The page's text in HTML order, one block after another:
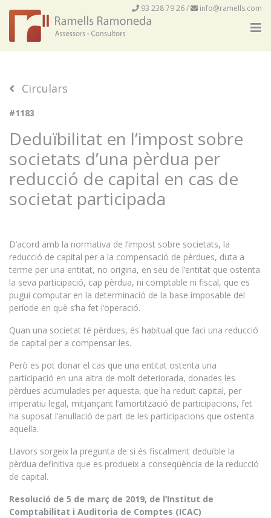
93 238 79 26/ info@ramells.com
Circulars
#1183
Deduïbilitat en l’impost sobre
societats d’una pèrdua per
reducció de capital en cas de
societat participada
D’acord amb la normativa de l’impost sobre societats, la
reducció de capital per a la compensació de pèrdues, duta a
terme per una entitat, no origina, en seu de l’entitat que ostenta
la seva participació, cap pèrdua, ni comptable ni fiscal, que es
pugui computar en la determinació de la base imposable del
període en què s’ha fet l’operació.
Quan una societat té pèrdues, és habitual que faci una reducció
de capital per a compensar-les.
Però es pot donar el cas que una entitat ostenta una
participació en una altra de molt deteriorada, donades les
pèrdues acumulades per aquesta, que ha reduït capital, per
imperatiu legal, mitjançant l’amortització de participacions, fet
ha suposat l’anul·lació de part de les participacions que ostenta
aquella.
Llavors sorgeix la pregunta de si és fiscalment deduïble la
pèrdua definitiva que es produeix a conseqüència de la reducció
de capital.
Resolució de 5 de març de 2019, de l’Institut de
Comptabilitat i Auditoria de Comptes (ICAC)